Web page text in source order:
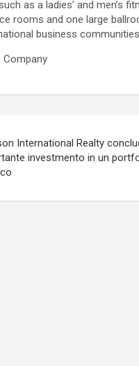
as a ladies’ and men’s
rooms and one large
business
International Realty
investmento in un